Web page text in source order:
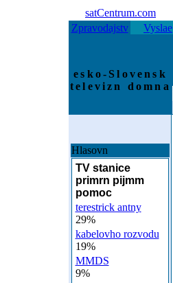
satCentrum.com
Zpravodajstv
Vyslae
esko-Slovensk
televizn domna
Hlasovn
TV stanice
primrn pijmm
pomoc
terestrick antny
29%
kabelovho rozvodu
19%
MMDS
9%